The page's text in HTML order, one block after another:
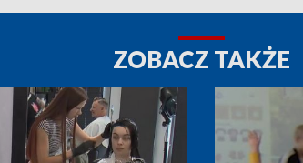
ZOBACZ TAKŻE